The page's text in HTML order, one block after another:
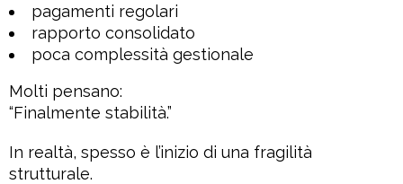
pagamenti regolari
rapporto consolidato
poca complessità gestionale
Molti pensano:
“Finalmente stabilità.”
In realtà, spesso è l’inizio di una fragilità
strutturale.